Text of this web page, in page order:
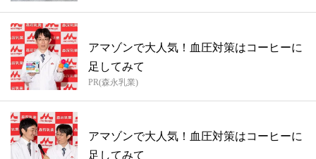
アマゾンで大人気！血圧対策はコーヒーに
足してみて
PR(森永乳業)
アマゾンで大人気！血圧対策はコーヒーに
足してみて